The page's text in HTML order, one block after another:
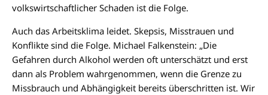
volkswirtschaftlicher Schaden ist die Folge.
Auch das Arbeitsklima leidet. Skepsis, Misstrauen und
Konflikte sind die Folge. Michael Falkenstein: „Die
Gefahren durch Alkohol werden oft unterschätzt und erst
dann als Problem wahrgenommen, wenn die Grenze zu
Missbrauch und Abhängigkeit bereits überschritten ist. Wir